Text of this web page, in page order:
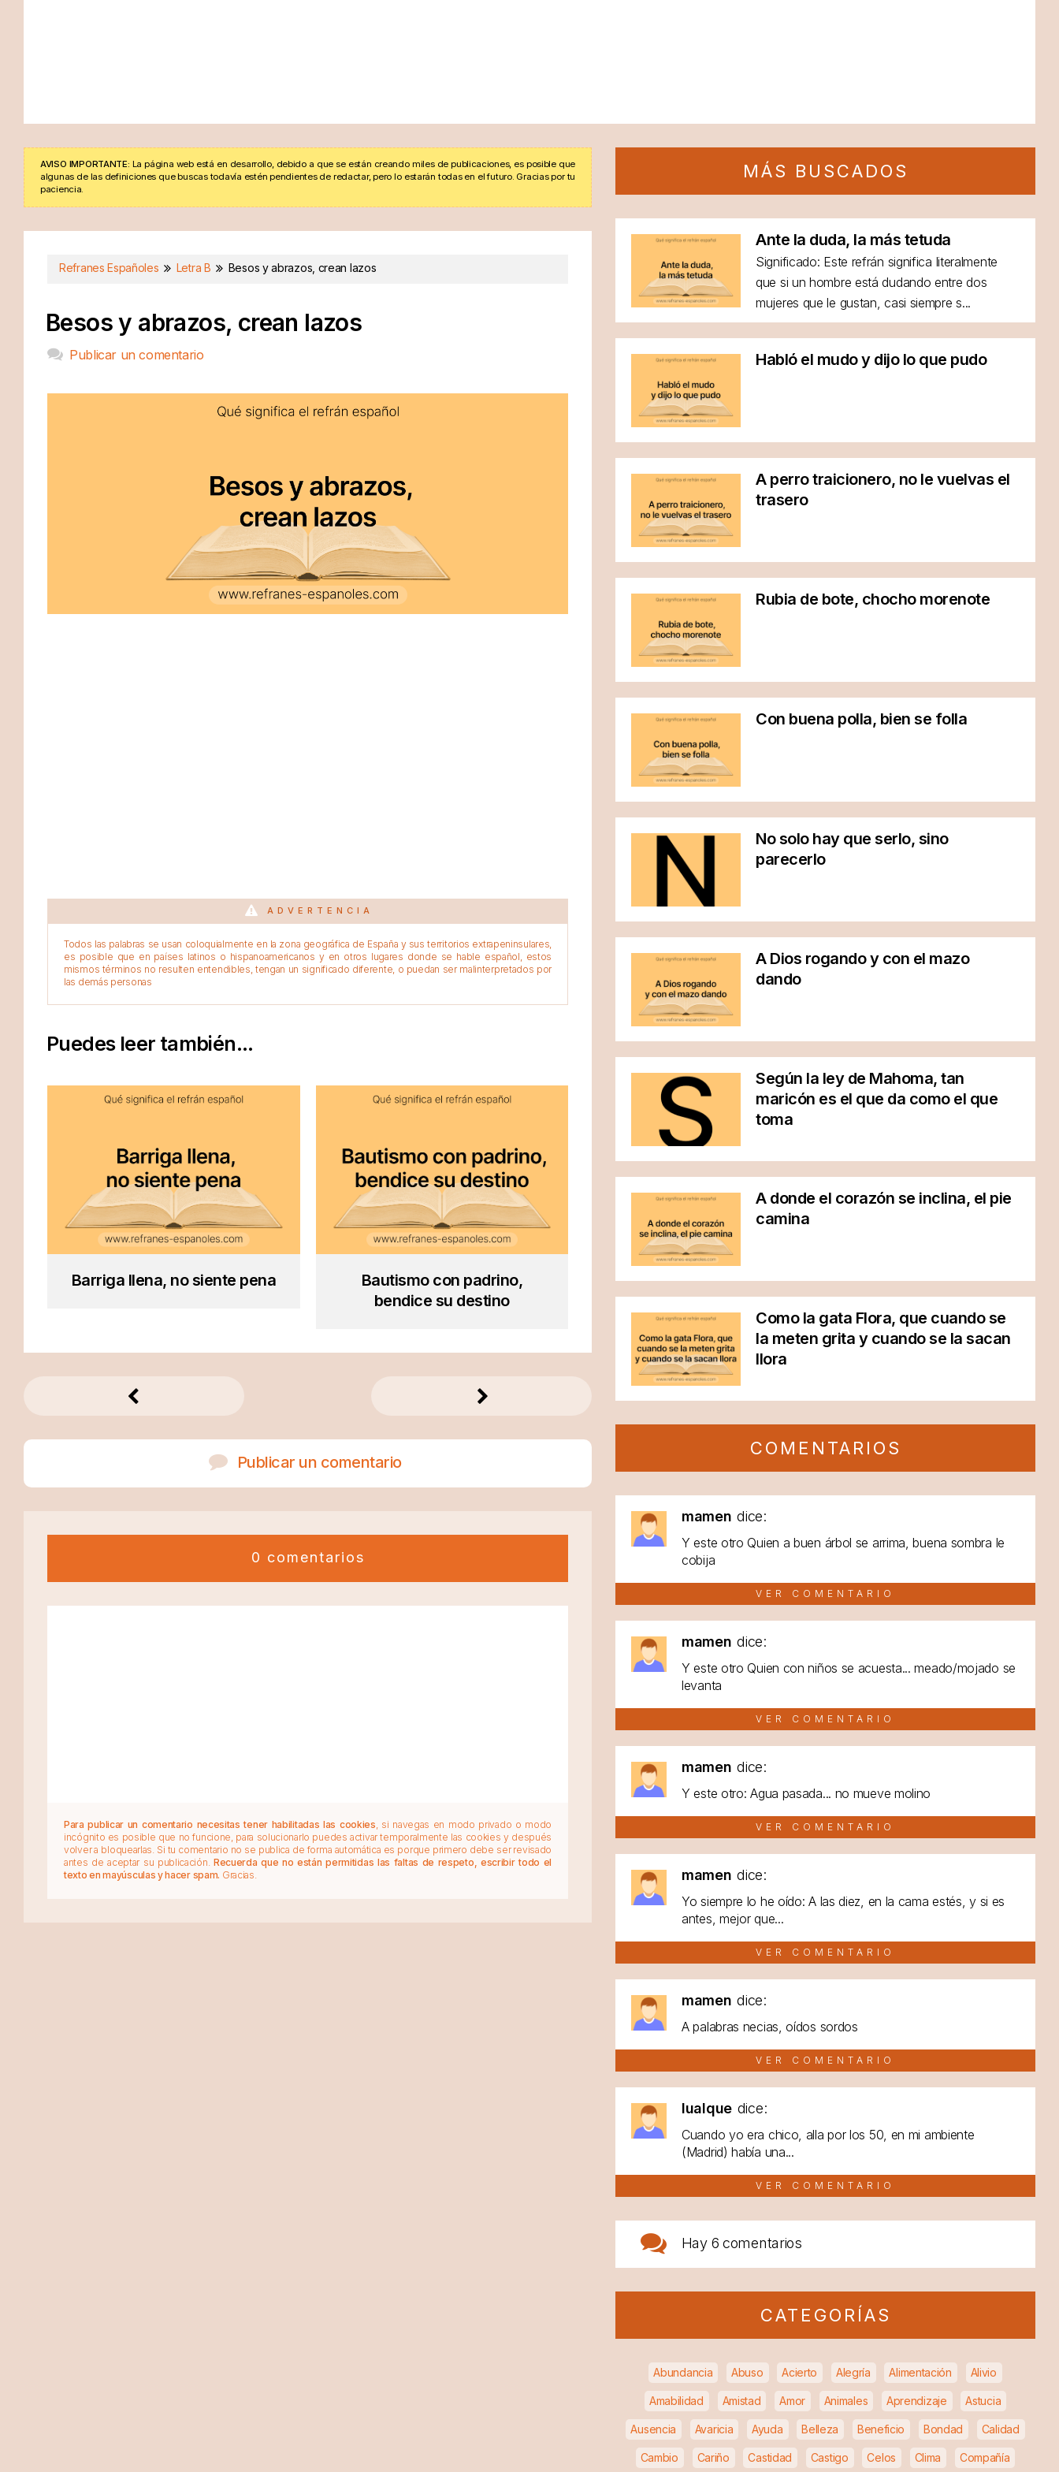
AVISO IMPORTANTE: La página web está en desarrollo, debido a que se están creando miles de publicaciones, es posible que
algunas de las definiciones que buscas todavía estén pendientes de redactar, pero lo estarán todas en el futuro. Gracias por tu
paciencia.
Refranes Españoles Letra B Besos y abrazos, crean lazos
Besos y abrazos, crean lazos
Publicar un comentario
ADVERTENCIA
Todos las palabras se usan coloquialmente en la zona geográfica de España y sus territorios extrapeninsulares,
es posible que en países latinos o hispanoamericanos y en otros lugares donde se hable español, estos
mismos términos no resulten entendibles, tengan un significado diferente, o puedan ser malinterpretados por
las demás personas
Puedes leer también...
Barriga llena, no siente pena
Bautismo con padrino,
bendice su destino
Publicar un comentario
0 comentarios
Para publicar un comentario necesitas tener habilitadas las cookies , si navegas en modo privado o modo
incógnito es posible que no funcione, para solucionarlo puedes activar temporalmente las cookies y después
volver a bloquearlas. Si tu comentario no se publica de forma automática es porque primero debe ser revisado
antes de aceptar su publicación. Recuerda que no están permitidas las faltas de respeto, escribir todo el
texto en mayúsculas y hacer spam. Gracias.
MÁS BUSCADOS
Ante la duda, la más tetuda
Significado: Este refrán significa literalmente
que si un hombre está dudando entre dos
mujeres que le gustan, casi siempre s...
Habló el mudo y dijo lo que pudo
A perro traicionero, no le vuelvas el
trasero
Rubia de bote, chocho morenote
Con buena polla, bien se folla
No solo hay que serlo, sino
parecerlo
A Dios rogando y con el mazo
dando
Según la ley de Mahoma, tan
maricón es el que da como el que
toma
A donde el corazón se inclina, el pie
camina
Como la gata Flora, que cuando se
la meten grita y cuando se la sacan
llora
COMENTARIOS
mamen dice:
Y este otro Quien a buen árbol se arrima, buena sombra le
cobija
VER COMENTARIO
mamen dice:
Y este otro Quien con niños se acuesta... meado/mojado se
levanta
VER COMENTARIO
mamen dice:
Y este otro: Agua pasada... no mueve molino
VER COMENTARIO
mamen dice:
Yo siempre lo he oído: A las diez, en la cama estés, y si es
antes, mejor que...
VER COMENTARIO
mamen dice:
A palabras necias, oídos sordos
VER COMENTARIO
lualque dice:
Cuando yo era chico, alla por los 50, en mi ambiente
(Madrid) había una...
VER COMENTARIO
Hay 6 comentarios
CATEGORÍAS
Abundancia Abuso Acierto Alegría Alimentación Alivio
Amabilidad Amistad Amor Animales Aprendizaje Astucia
Ausencia Avaricia Ayuda Belleza Beneficio Bondad Calidad
Cambio Cariño Castidad Castigo Celos Clima Compañía